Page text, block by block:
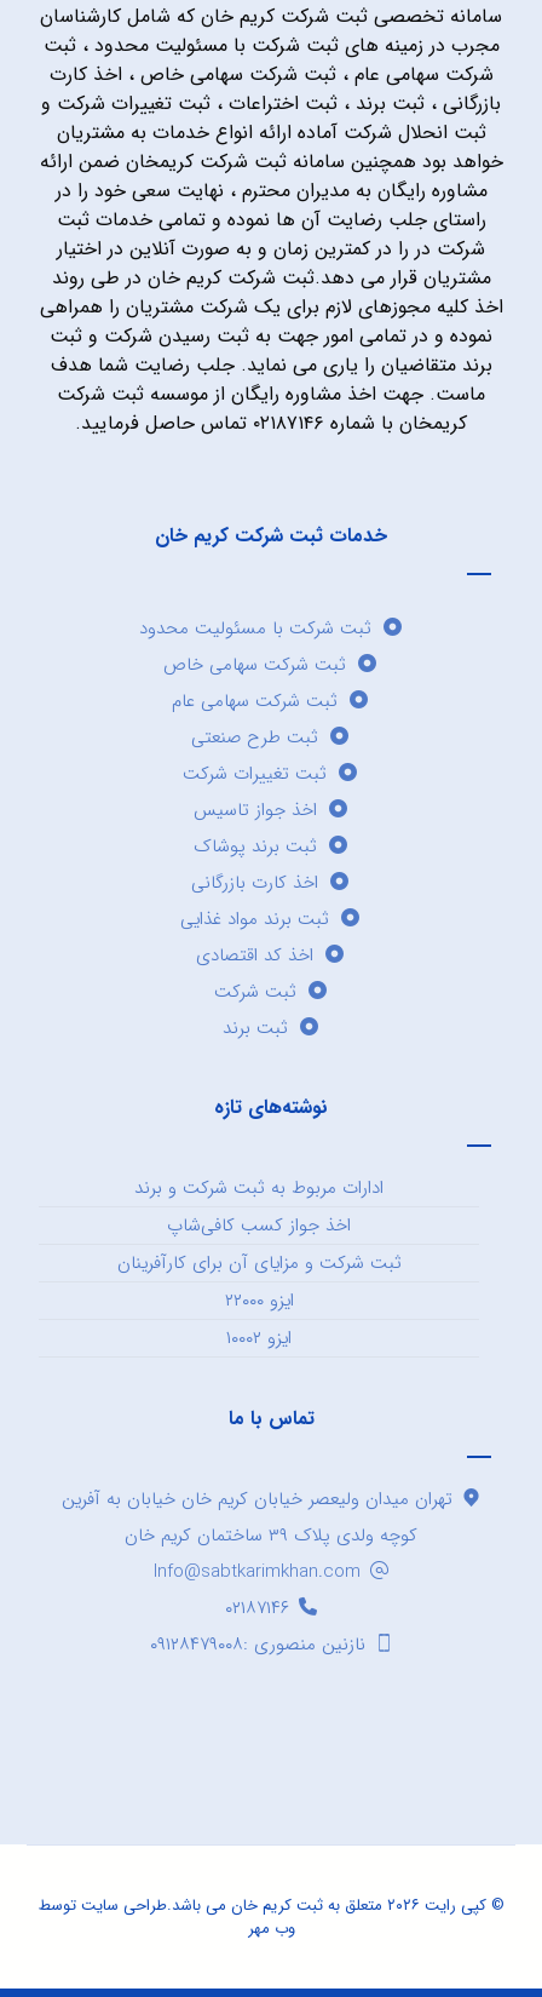
سامانه تخصصی ثبت شرکت کریم خان که شامل کارشناسان
مجرب در زمینه های ثبت شرکت با مسئولیت محدود ، ثبت
شرکت سهامی عام ، ثبت شرکت سهامی خاص ، اخذ کارت
بازرگانی ، ثبت برند ، ثبت اختراعات ، ثبت تغییرات شرکت و
ثبت انحلال شرکت آماده ارائه انواع خدمات به مشتریان
خواهد بود همچنین سامانه ثبت شرکت کریمخان ضمن ارائه
مشاوره رایگان به مدیران محترم ، نهایت سعی خود را در
راستای جلب رضایت آن ها نموده و تمامی خدمات ثبت
شرکت در را در کمترین زمان و به صورت آنلاین در اختیار
مشتریان قرار می دهد.ثبت شرکت کریم خان در طی روند
اخذ کلیه مجوزهای لازم برای یک شرکت مشتریان را همراهی
نموده و در تمامی امور جهت به ثبت رسیدن شرکت و ثبت
برند متقاضیان را یاری می نماید. جلب رضایت شما هدف
ماست. جهت اخذ مشاوره رایگان از موسسه ثبت شرکت
کریمخان با شماره ۰۲۱۸۷۱۴۶ تماس حاصل فرمایید.
خدمات ثبت شرکت کریم خان
ثبت شرکت با مسئولیت محدود
ثبت شرکت سهامی خاص
ثبت شرکت سهامی عام
ثبت طرح صنعتی
ثبت تغییرات شرکت
اخذ جواز تاسیس
ثبت برند پوشاک
اخذ کارت بازرگانی
ثبت برند مواد غذایی
اخذ کد اقتصادی
ثبت شرکت
ثبت برند
نوشته‌های تازه
ادارات مربوط به ثبت شرکت و برند
اخذ جواز کسب کافی‌شاپ
ثبت شرکت و مزایای آن برای کارآفرینان
ایزو ۲۲۰۰۰
ایزو ۱۰۰۰۲
تماس با ما
تهران میدان ولیعصر خیابان کریم خان خیابان به آفرین
کوچه ولدی پلاک ۳۹ ساختمان کریم خان
Info@sabtkarimkhan.com
۰۲۱۸۷۱۴۶
نازنین منصوری :۰۹۱۲۸۴۷۹۰۰۸
© کپی رایت ۲۰۲۶ متعلق به ثبت کریم خان می باشد. طراحی سایتتوسط
وب مهر